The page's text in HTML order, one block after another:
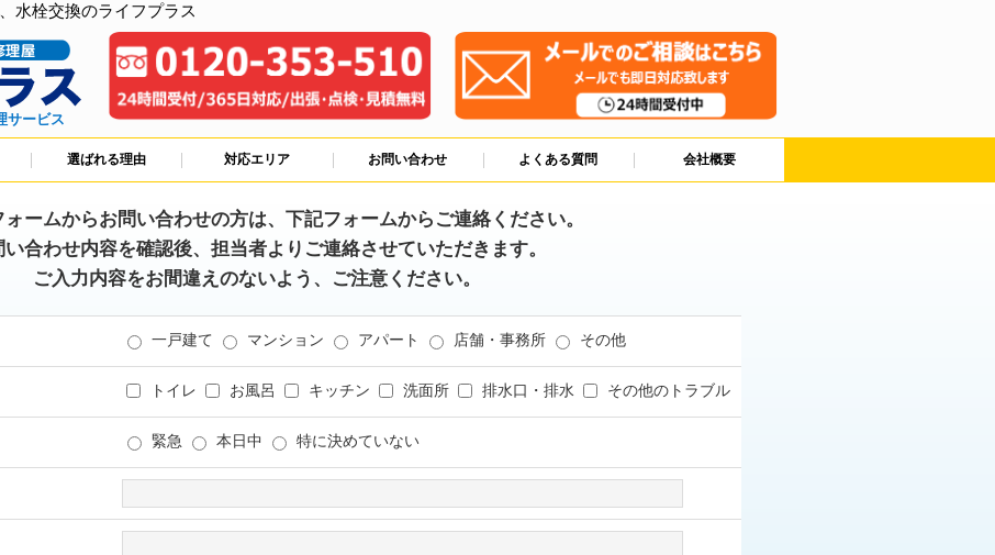
水栓交換のライフプラス
サービス
選ばれる理由 対応エリア お問い合わせ よくある質問 会社概要
ォームからお問い合わせの方は、下記フォームからご連絡ください。
い合わせ内容を確認後、担当者よりご連絡させていただきます。
ご入力内容をお間違えのないよう、ご注意ください。
一戸建て マンション アパート 店舗・事務所 その他
トイレ お風呂 キッチン 洗面所 排水口・排水 その他のトラブル
緊急 本日中 特に決めていない